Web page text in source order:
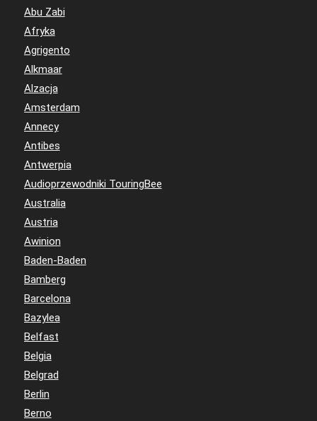
Abu Zabi
Afryka
Agrigento
Alkmaar
Alzacja
Amsterdam
Annecy
Antibes
Antwerpia
Audioprzewodniki TouringBee
Australia
Austria
Awinion
Baden-Baden
Bamberg
Barcelona
Bazylea
Belfast
Belgia
Belgrad
Berlin
Berno